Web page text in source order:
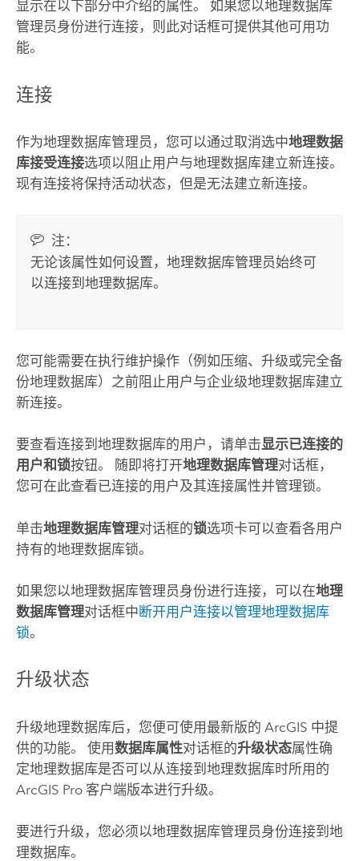
显示在以下部分中介绍的属性。 如果您以地理数据库
管理员身份进行连接，则此对话框可提供其他可用功
能。
连接
作为地理数据库管理员，您可以通过取消选中地理数据
库接受连接选项以阻止用户与地理数据库建立新连接。
现有连接将保持活动状态，但是无法建立新连接。
注：
无论该属性如何设置，地理数据库管理员始终可
以连接到地理数据库。
您可能需要在执行维护操作（例如压缩、升级或完全备
份地理数据库）之前阻止用户与企业级地理数据库建立
新连接。
要查看连接到地理数据库的用户，请单击显示已连接的
用户和锁按钮。 随即将打开地理数据库管理对话框，
您可在此查看已连接的用户及其连接属性并管理锁。
单击地理数据库管理对话框的锁选项卡可以查看各用户
持有的地理数据库锁。
如果您以地理数据库管理员身份进行连接，可以在地理
数据库管理对话框中断开用户连接以管理地理数据库
锁。
升级状态
升级地理数据库后，您便可使用最新版的 ArcGIS 中提
供的功能。 使用数据库属性对话框的升级状态属性确
定地理数据库是否可以从连接到地理数据库时所用的
ArcGIS Pro客户端版本进行升级。
要进行升级，您必须以地理数据库管理员身份连接到地
理数据库。